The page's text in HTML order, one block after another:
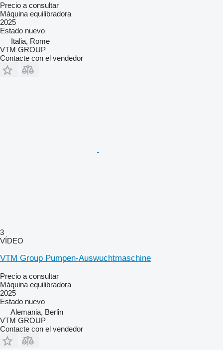
Precio a consultar
Máquina equilibradora
2025
Estado nuevo
Italia, Rome
VTM GROUP
Contacte con el vendedor
3
VÍDEO
VTM Group Pumpen-Auswuchtmaschine
Precio a consultar
Máquina equilibradora
2025
Estado nuevo
Alemania, Berlin
VTM GROUP
Contacte con el vendedor